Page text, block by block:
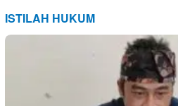
ISTILAH HUKUM